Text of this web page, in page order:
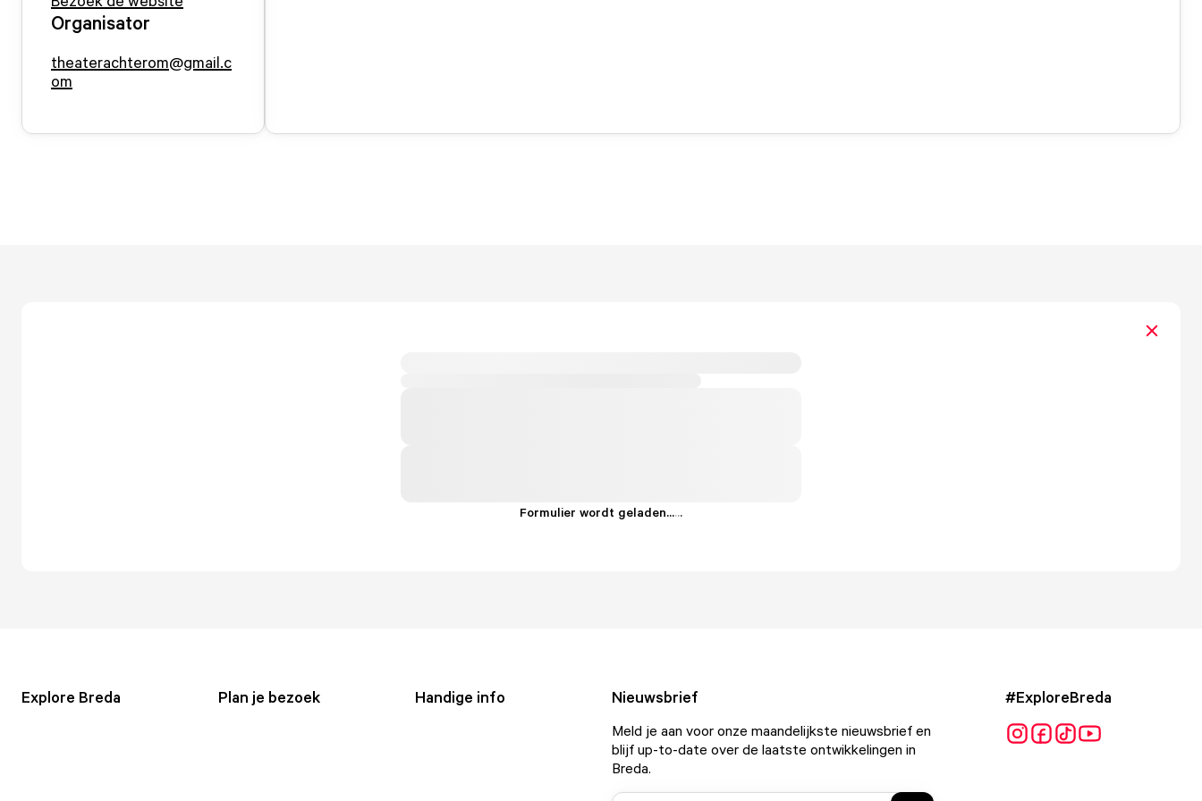
Organisator
theaterachterom@gmail.c
om
Formulier wordt geladen......
Explore Breda Plan je bezoek Handige info Nieuwsbrief
Meld je aan voor onze maandelijkste nieuwsbrief en
blijf up-to-date over de laatste ontwikkelingen in
Breda.
#ExploreBreda